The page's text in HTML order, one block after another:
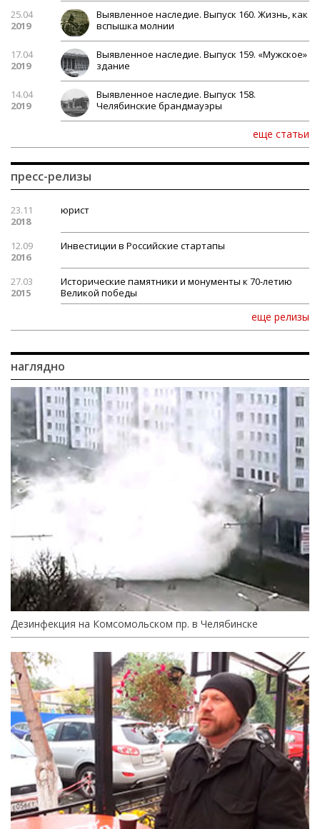
25.04
2019
Выявленное наследие. Выпуск 160. Жизнь, как
вспышка молнии
17.04
2019
Выявленное наследие. Выпуск 159. «Мужское»
здание
14.04
2019
Выявленное наследие. Выпуск 158.
Челябинские брандмауэры
еще статьи
пресс-релизы
23.11
2018
юрист
12.09
2016
Инвестиции в Российские стартапы
27.03
2015
Исторические памятники и монументы к 70-летию
Великой победы
еще релизы
наглядно
Дезинфекция на Комсомольском пр. в Челябинске